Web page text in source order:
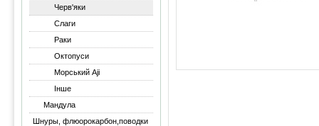
Черв'яки
Слаги
Раки
Октопуси
Морський Aji
Інше
Мандула
Шнуры, флюорокарбон,поводки